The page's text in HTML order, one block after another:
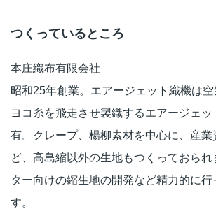
つくっているところ
本庄織布有限会社
昭和25年創業。エアージェット織機は
ヨコ糸を飛走させ製織するエアージェ
有。クレープ、楊柳素材を中心に、産業
ど、高島縮以外の生地もつくっておられ
ター向けの縮生地の開発など精力的に
す。